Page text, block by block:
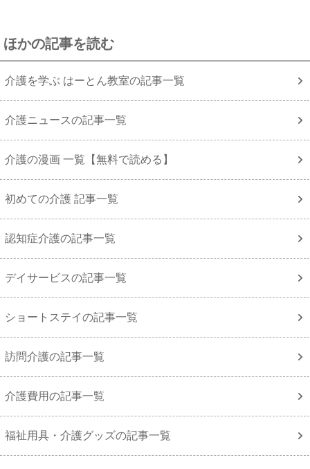
ほかの記事を読む
介護を学ぶ はーとん教室の記事一覧
介護ニュースの記事一覧
介護の漫画 一覧【無料で読める】
初めての介護 記事一覧
認知症介護の記事一覧
デイサービスの記事一覧
ショートステイの記事一覧
訪問介護の記事一覧
介護費用の記事一覧
福祉用具・介護グッズの記事一覧